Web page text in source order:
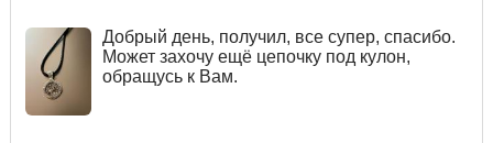
Добрый день, получил, все супер, спасибо.
Может захочу ещё цепочку под кулон,
обращусь к Вам.